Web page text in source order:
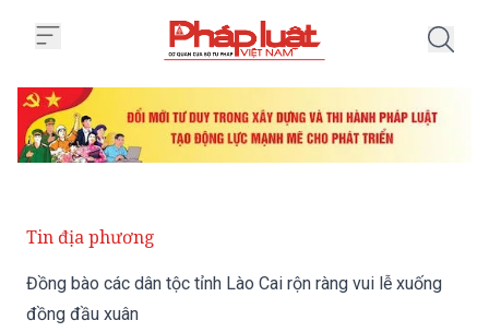
Tin địa phương
Đồng bào các dân tộc tỉnh Lào Cai rộn ràng vui lễ xuống
đồng đầu xuân